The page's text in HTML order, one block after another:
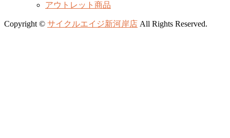
アウトレット商品
Copyright © サイクルエイジ新河岸店 All Rights Reserved.